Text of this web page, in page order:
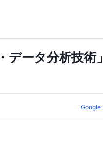
データ分析技術
Google